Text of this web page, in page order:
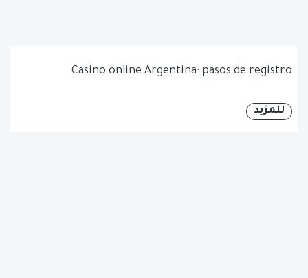
Casino online Argentina: pasos de registro
للمزيد